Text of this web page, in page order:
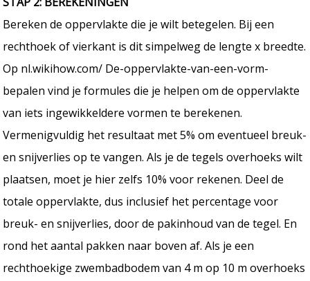
Bereken de oppervlakte die je wilt betegelen. Bij een
rechthoek of vierkant is dit simpelweg de lengte x breedte.
Op nl.wikihow.com/ De-oppervlakte-van-een-vorm-
bepalen vind je formules die je helpen om de oppervlakte
van iets ingewikkeldere vormen te berekenen.
Vermenigvuldig het resultaat met 5% om eventueel breuk-
en snijverlies op te vangen. Als je de tegels overhoeks wilt
plaatsen, moet je hier zelfs 10% voor rekenen. Deel de
totale oppervlakte, dus inclusief het percentage voor
breuk- en snijverlies, door de pakinhoud van de tegel. En
rond het aantal pakken naar boven af. Als je een
rechthoekige zwembadbodem van 4 m op 10 m overhoeks